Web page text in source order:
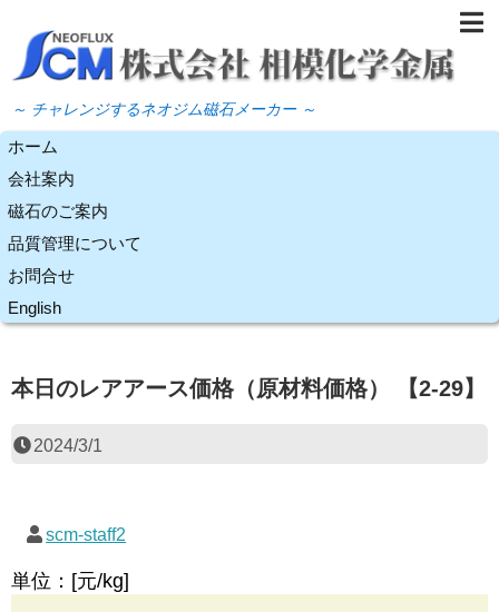
～ チャレンジするネオジム磁石メーカー ～
ホーム
会社案内
磁石のご案内
品質管理について
お問合せ
English
本日のレアアース価格（原材料価格） 【2-29】
2024/3/1
scm-staff2
単位：[元/kg]